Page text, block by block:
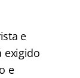
e
exigido
e